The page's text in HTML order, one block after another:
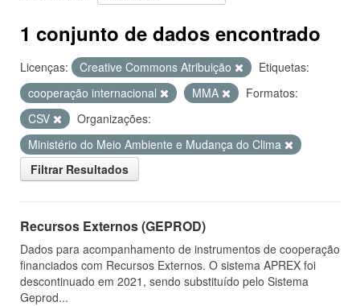
1 conjunto de dados encontrado
Licenças: Creative Commons Atribuição
Etiquetas:
cooperação internacional
MMA
Formatos:
CSV
Organizações:
Ministério do Meio Ambiente e Mudança do Clima
Filtrar Resultados
Recursos Externos (GEPROD)
Dados para acompanhamento de instrumentos de cooperação
financiados com Recursos Externos. O sistema APREX foi
descontinuado em 2021, sendo substituído pelo Sistema
Geprod...